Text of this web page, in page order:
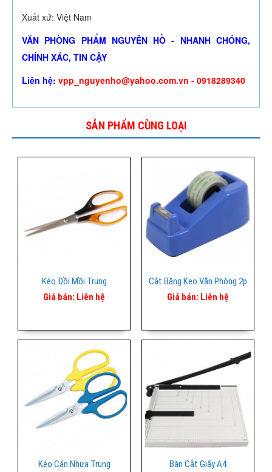
Xuất xứ: Việt Nam
VĂN PHÒNG PHẨM NGUYÊN HỒ - NHANH CHÓNG,
CHÍNH XÁC, TIN CẬY
Liên hệ: vpp_nguyenho@yahoo.com.vn - 0918289340
SẢN PHẨM CÙNG LOẠI
Kéo Đồi Mồi Trung
Giá bán: Liên hệ
Cắt Băng Keo Văn Phòng 2p
Giá bán: Liên hệ
Kéo Cán Nhựa Trung
Bàn Cắt Giấy A4